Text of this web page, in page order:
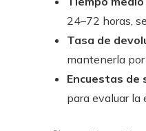
24–72 horas,
Tasa de
mantenerla
Encuestas
para evaluar la